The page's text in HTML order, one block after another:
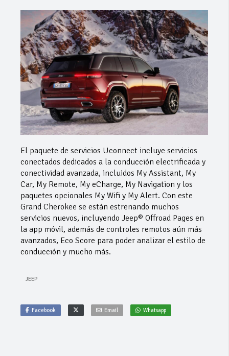
El paquete de servicios Uconnect incluye servicios
conectados dedicados a la conducción electrificada y
conectividad avanzada, incluidos My Assistant, My
Car, My Remote, My eCharge, My Navigation y los
paquetes opcionales My Wifi y My Alert. Con este
Grand Cherokee se están estrenando muchos
servicios nuevos, incluyendo Jeep® Offroad Pages en
la app móvil, además de controles remotos aún más
avanzados, Eco Score para poder analizar el estilo de
conducción y mucho más.
JEEP
Facebook Email Whatsapp